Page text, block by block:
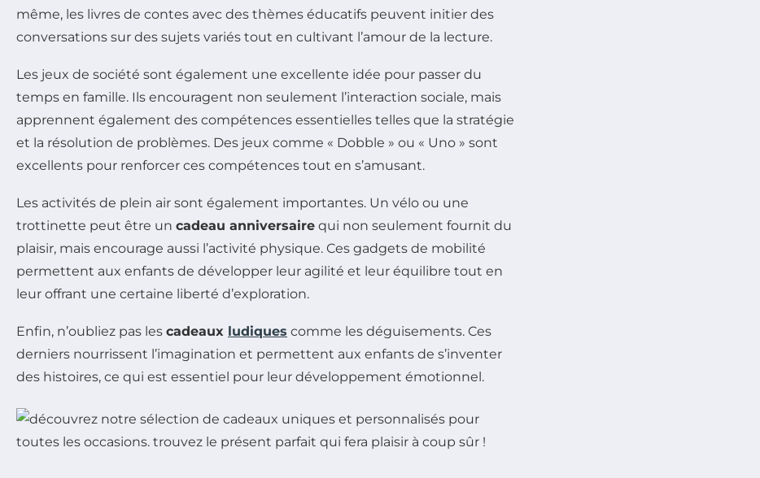
même, les livres de contes avec des thèmes éducatifs peuvent initier des
conversations sur des sujets variés tout en cultivant l’amour de la lecture.
Les jeux de société sont également une excellente idée pour passer du
temps en famille. Ils encouragent non seulement l’interaction sociale, mais
apprennent également des compétences essentielles telles que la stratégie
et la résolution de problèmes. Des jeux comme « Dobble » ou « Uno » sont
excellents pour renforcer ces compétences tout en s’amusant.
Les activités de plein air sont également importantes. Un vélo ou une
trottinette peut être un cadeau anniversaire qui non seulement fournit du
plaisir, mais encourage aussi l’activité physique. Ces gadgets de mobilité
permettent aux enfants de développer leur agilité et leur équilibre tout en
leur offrant une certaine liberté d’exploration.
Enfin, n’oubliez pas les cadeaux ludiques comme les déguisements. Ces
derniers nourrissent l’imagination et permettent aux enfants de s’inventer
des histoires, ce qui est essentiel pour leur développement émotionnel.